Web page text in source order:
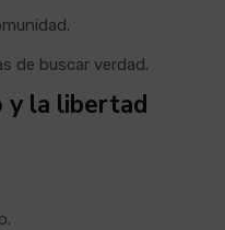
de buscar verdad.
y la libertad